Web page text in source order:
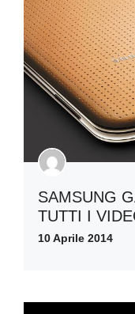
SAMSUNG
TUTTI I
10 Aprile 2014